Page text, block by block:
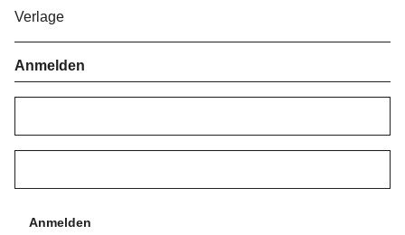
Verlage
Anmelden
Anmelden